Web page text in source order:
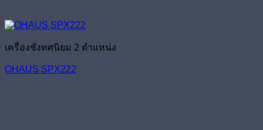
เครื่องชั่งทศนิยม 2 ตำแหน่ง
OHAUS SPX222